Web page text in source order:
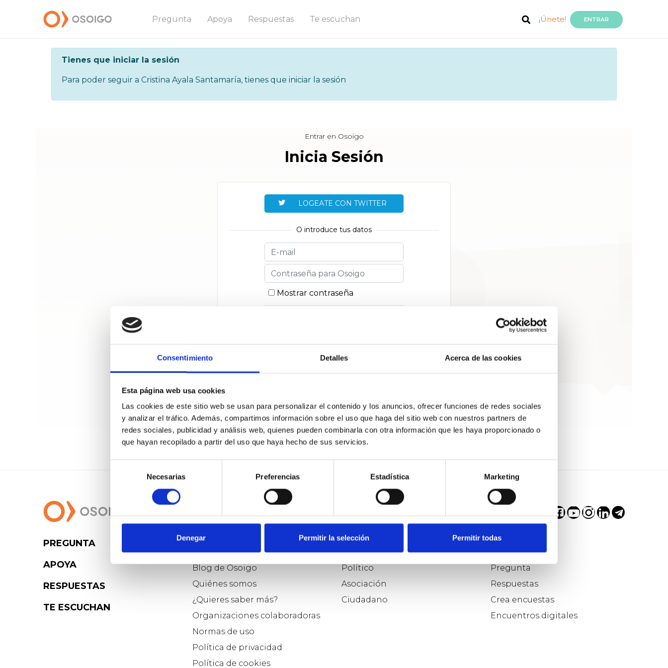
Consentimiento Detalles Acerca de las cookies
Esta página web usa cookies
Las cookies de este sitio web se usan para personalizar el contenido y los anuncios, ofrecer funciones de redes sociales
y analizar el tráfico. Además, compartimos información sobre el uso que haga del sitio web con nuestros partners de
redes sociales, publicidad y análisis web, quienes pueden combinarla con otra información que les haya proporcionado o
que hayan recopilado a partir del uso que haya hecho de sus servicios.
consentimiento
Necesarias Preferencias Estadística Marketing
Denegar Permitir la selección Permitir todas
Pregunta Apoya Respuestas Te escuchan ¡Únete! ENTRAR
Tienes que iniciar la sesión
Para poder seguir a Cristina Ayala Santamaría, tienes que iniciar la sesión
Entrar en Osoigo
Inicia Sesión
LOGEATE CON TWITTER
O introduce tus datos
Mostrar contraseña
He olvidado mi contraseña
¿No eres usuario de Osoigo? ¡Únete!
PREGUNTA
APOYA
RESPUESTAS
TE ESCUCHAN
Osoigo
Blog de Osoigo
Quiénes somos
¿Quieres saber más?
Organizaciones colaboradoras
Normas de uso
Política de privacidad
Política de cookies
Participar como...
Político
Asociación
Ciudadano
Participa...
Pregunta
Respuestas
Crea encuestas
Encuentros digitales